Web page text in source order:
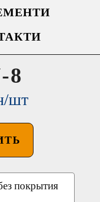
8
шт
покрытия